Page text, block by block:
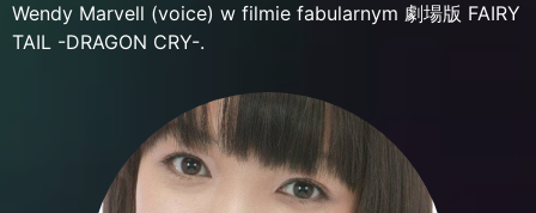
Wendy Marvell (voice) w filmie fabularnym 劇場版 FAIRY
TAIL -DRAGON CRY-.